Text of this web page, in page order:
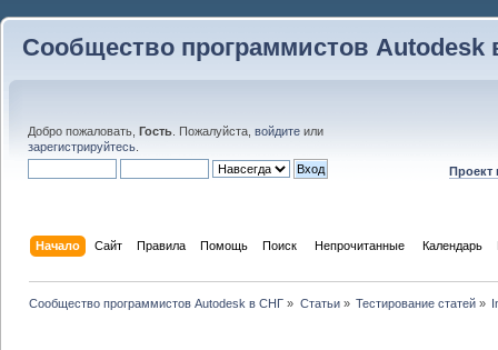
Сообщество программистов Autodesk
Добро пожаловать, Гость . Пожалуйста, войдите или
зарегистрируйтесь
Проект
Начало Сайт Правила Помощь Поиск Непрочитанные Календарь
Сообщество программистов Autodesk в СНГ » Статьи» Тестирование статей»